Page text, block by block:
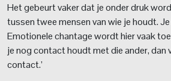
Het gebeurt vaker dat je onder druk
tussen twee mensen van wie je houdt. Je
Emotionele chantage wordt hier vaak
je nog contact houdt met die ander, dan
contact.’